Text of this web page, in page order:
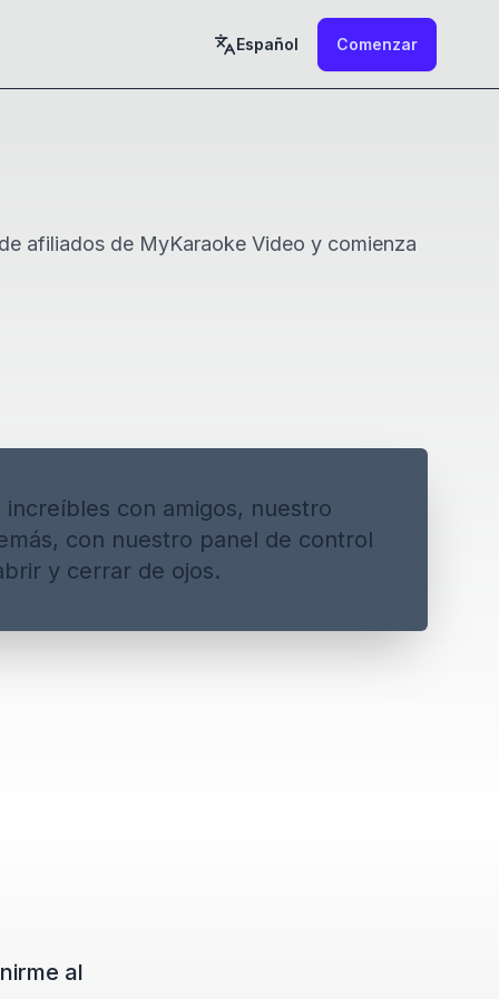
Español Comenzar
afiliados de MyKaraoke Video y comienza
con amigos, nuestro
con nuestro panel de control
y cerrar de ojos.
al